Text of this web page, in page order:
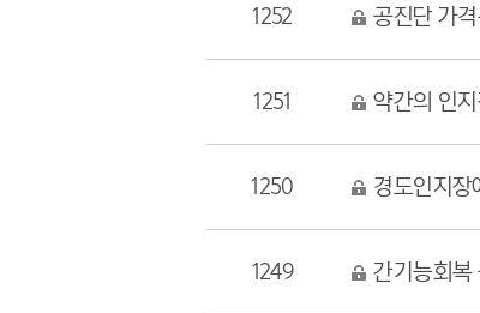
1252 공진단 가격
1251 약간의 인
1250 경도인지장
1249 간기능회복